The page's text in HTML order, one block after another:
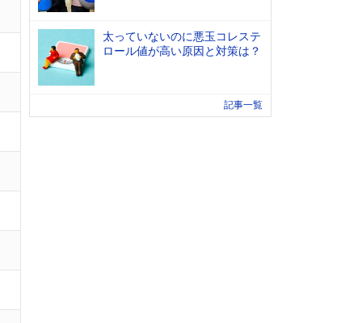
太っていないのに悪玉コレステ
ロール値が高い原因と対策は？
記事一覧